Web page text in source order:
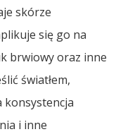
skórze
się go na
brwiowy oraz inne
światłem,
i inne